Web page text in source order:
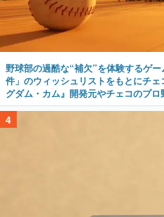
野球部の過酷な“補欠”を体験するゲ
件」のウィッシュリストをもとにチ
グダム・カム』開発元やチェコのプ
4